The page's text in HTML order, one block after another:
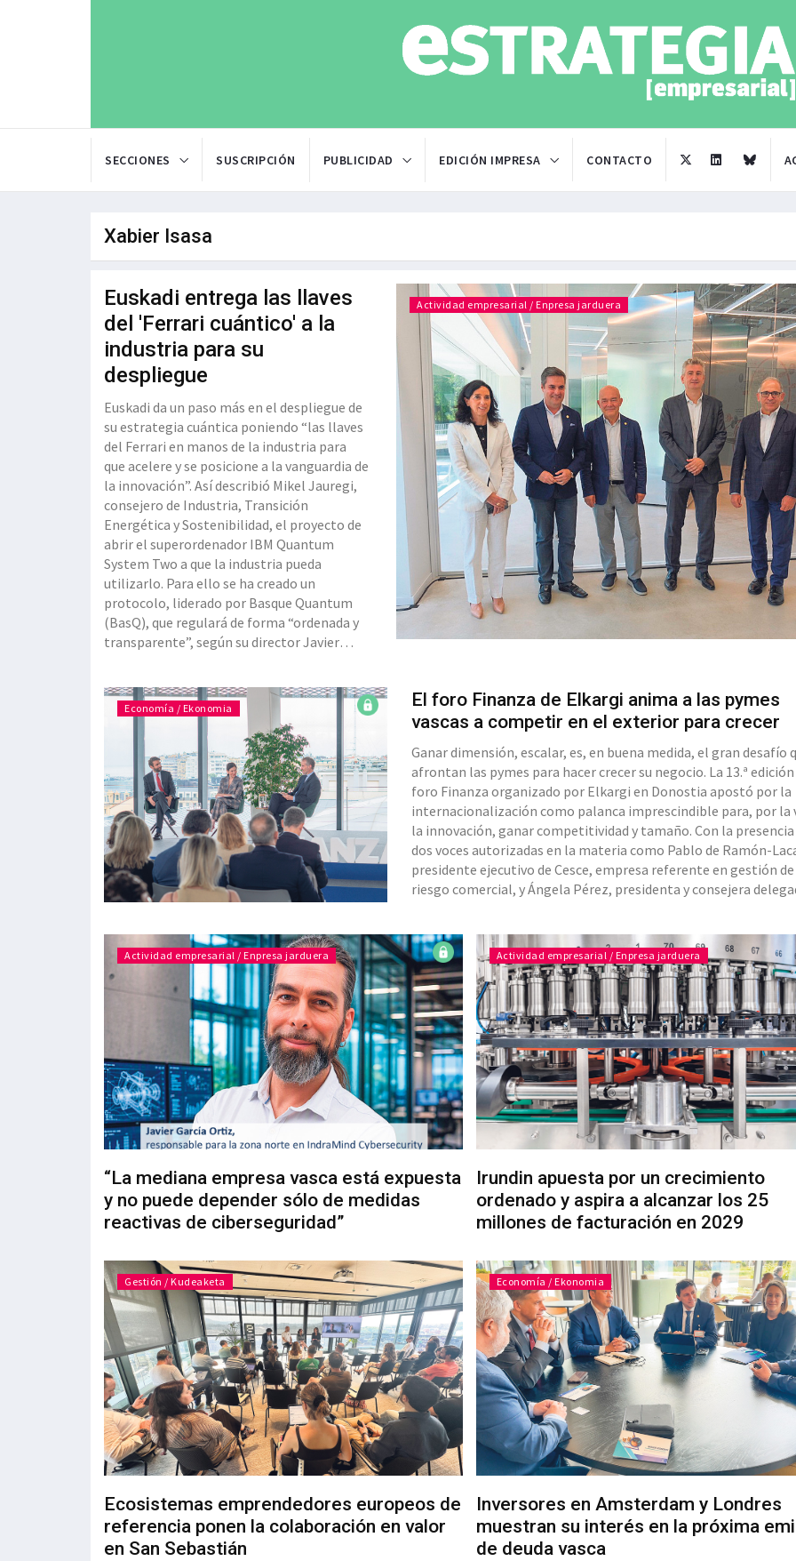
SECCIONES SUSCRIPCIÓN PUBLICIDAD EDICIÓN IMPRESA CONTACTO
Xabier Isasa
Euskadi entrega las llaves
del 'Ferrari cuántico' a la
industria para su
despliegue
Euskadi da un paso más en el despliegue de
su estrategia cuántica poniendo “las llaves
del Ferrari en manos de la industria para
que acelere y se posicione a la vanguardia de
la innovación”. Así describió Mikel Jauregi,
consejero de Industria, Transición
Energética y Sostenibilidad, el proyecto de
abrir el superordenador IBM Quantum
System Two a que la industria pueda
utilizarlo. Para ello se ha creado un
protocolo, liderado por Basque Quantum
(BasQ), que regulará de forma “ordenada y
transparente”, según su director Javier
la capital guipuzcoana en octubre del año
pa
Actividad empresarial / Enpresa jarduera
Economía / Ekonomia
El foro Finanza de Elkargi anima a las pymes
vascas a competir en el exterior para crecer
Ganar dimensión, escalar, es, en buena medida, el gran desafío
afrontan las pymes para hacer crecer su negocio. La 13.ª
foro Finanza organizado por Elkargi en Donostia apostó por la
internacionalización como palanca imprescindible para, por la
la innovación, ganar competitividad y tamaño. Con la presencia
dos voces autorizadas en la materia como Pablo de Ramón-
presidente ejecutivo de Cesce, empresa referente en gestión de
riesgo comercial, y Ángela Pérez, presidenta y consejera
Actividad empresarial / Enpresa jarduera
“La mediana empresa vasca está expuesta
y no puede depender sólo de medidas
reactivas de ciberseguridad”
Actividad empresarial / Enpresa jarduera
Irundin apuesta por un crecimiento
ordenado y aspira a alcanzar los 25
millones de facturación en 2029
Gestión / Kudeaketa
Ecosistemas emprendedores europeos de
referencia ponen la colaboración en valor
en San Sebastián
Economía / Ekonomia
Inversores en Amsterdam y Londres
muestran su interés en la próxima
de deuda vasca